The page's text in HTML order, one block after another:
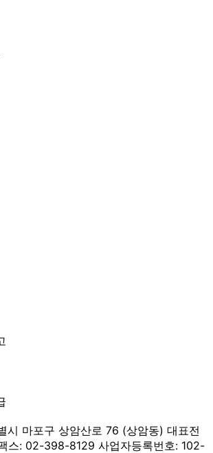
시 마포구 상암산로 76 (상암동) 대표전
스: 02-398-8129 사업자등록번호: 102-